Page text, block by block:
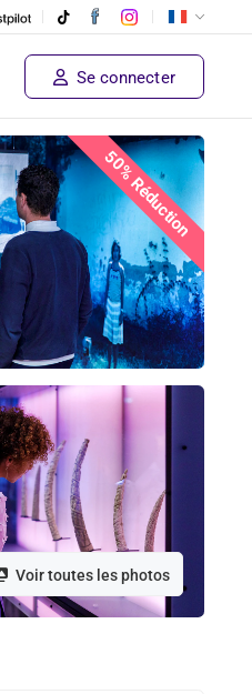
Se connecter
50% Réduction
Voir toutes les photos